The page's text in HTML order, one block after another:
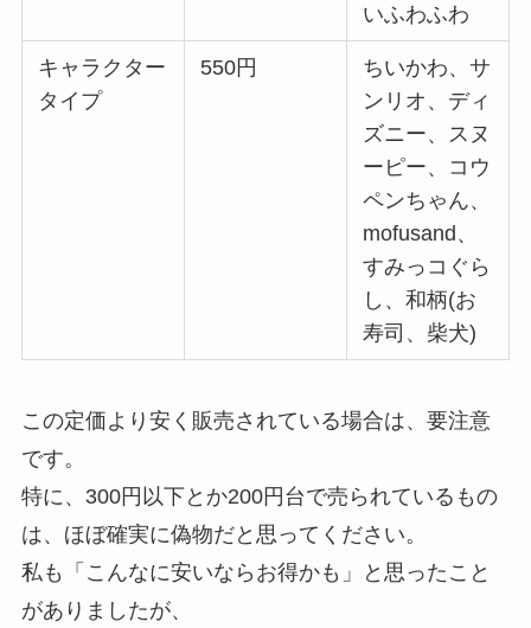
いふわふわ
キャラクター
タイプ
550円
ちいかわ、サ
ンリオ、ディ
ズニー、スヌ
ーピー、コウ
ペンちゃん、
mofusand、
すみっコぐら
し、和柄(お
寿司、柴犬)
この定価より安く販売されている場合は、要注意
です。
特に、300円以下とか200円台で売られているもの
は、ほぼ確実に偽物だと思ってください。
私も「こんなに安いならお得かも」と思ったこと
がありましたが、